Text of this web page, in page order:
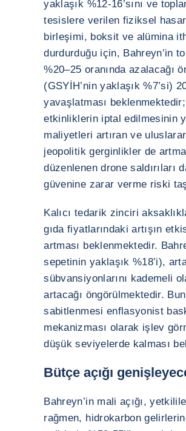
yaklaşık %12-16’sını ve
tesislere verilen fiziksel
birleşimi, boksit ve alümina
durdurduğu için, Bahreyn’in
%20–25 oranında azalacağı
(GSYİH’nin yaklaşık %7’si)
yavaşlatması
etkinliklerin iptal edilmesinin
maliyetleri artıran ve
jeopolitik gerginlikler de
düzenlenen drone saldırıları
güvenine zarar verme riski
Kalıcı tedarik zinciri
gıda fiyatlarındaki artışın
artması beklenmektedir.
sepetinin yaklaşık %18’i),
sübvansiyonlarını kademeli
artacağı öngörülmektedir.
sabitlenmesi enflasyonist
mekanizması olarak işlev
düşük seviyelerde kalması
Bütçe açığı
Bahreyn’in mali açığı,
rağmen, hidrokarbon